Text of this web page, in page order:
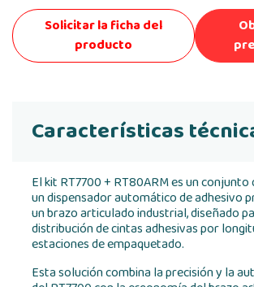
Solicitar la ficha del
producto
Características
El kit RT7700 + RT80ARM es un
un dispensador automático de adhesivo
un brazo articulado industrial, diseñado
distribución de cintas adhesivas por
estaciones de empaquetado.
Esta solución combina la precisión y la